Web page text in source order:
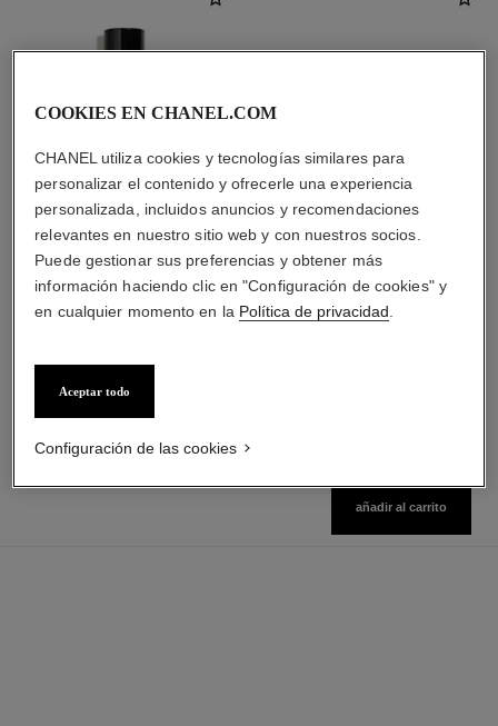
paris - biarritz
Les Eaux de Chanel – Leche
para el Cuerpo
sublimage la crème texture
Crema de Excepción:
añadir al carrito
COOKIES EN CHANEL.COM
CHANEL utiliza cookies y tecnologías similares para
personalizar el contenido y ofrecerle una experiencia
personalizada, incluidos anuncios y recomendaciones
relevantes en nuestro sitio web y con nuestros socios.
Puede gestionar sus preferencias y obtener más
información haciendo clic en "Configuración de cookies" y
en cualquier momento en la Política de privacidad
Aceptar todo
Configuración de las cookies